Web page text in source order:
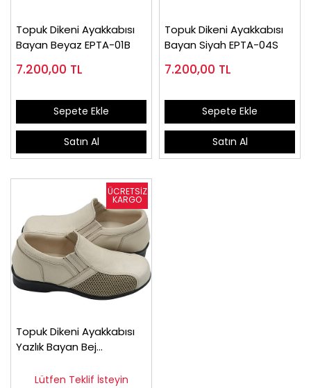
Topuk Dikeni Ayakkabısı
Bayan Beyaz EPTA-01B
7.200,00 TL
Sepete Ekle
Satın Al
Topuk Dikeni Ayakkabısı
Bayan Siyah EPTA-04S
7.200,00 TL
Sepete Ekle
Satın Al
Topuk Dikeni Ayakkabısı
Yazlık Bayan Bej
Lütfen Teklif İsteyin